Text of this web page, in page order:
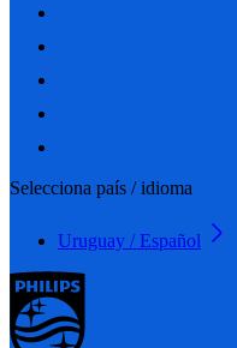
Selecciona país / idioma
Uruguay / Español